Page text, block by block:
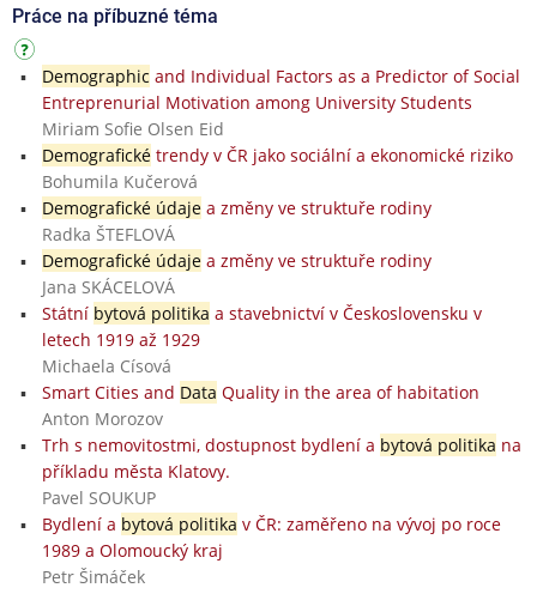
Práce na příbuzné téma
Demographic and Individual Factors as a Predictor of Social
Entreprenurial Motivation among University Students
Miriam Sofie Olsen Eid
Demografickétrendy v ČR jako sociální a ekonomické riziko
Bohumila Kučerová
Demografické údajea změny ve struktuře rodiny
Radka ŠTEFLOVÁ
Demografické údajea změny ve struktuře rodiny
Jana SKÁCELOVÁ
Státní bytová politika a stavebnictví v Československu v
letech 1919 až 1929
Michaela Císová
Smart Cities and Data Quality in the area of habitation
Anton Morozov
Trh s nemovitostmi, dostupnost bydlení a bytová politika na
příkladu města Klatovy.
Pavel SOUKUP
Bydlení a bytová politika v ČR: zaměřeno na vývoj po roce
1989 a Olomoucký kraj
Petr Šimáček